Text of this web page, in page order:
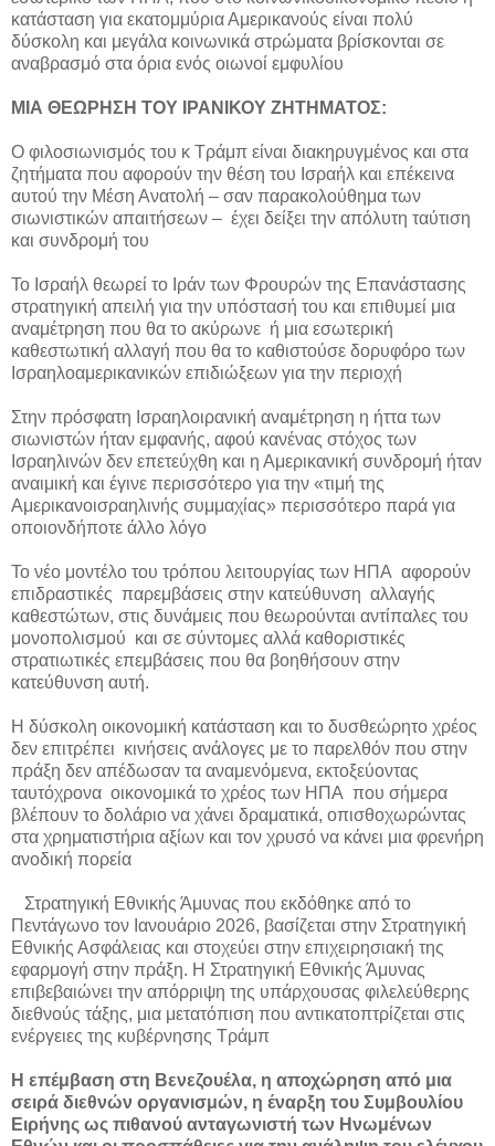
κατάσταση για εκατομμύρια Αμερικανούς είναι πολύ
δύσκολη και μεγάλα κοινωνικά στρώματα βρίσκονται σε
αναβρασμό στα όρια ενός οιωνοί εμφυλίου
ΜΙΑ ΘΕΩΡΗΣΗ ΤΟΥ ΙΡΑΝΙΚΟΥ ΖΗΤΗΜΑΤΟΣ:
Ο φιλοσιωνισμός του κ Τράμπ είναι διακηρυγμένος και στα
ζητήματα που αφορούν την θέση του Ισραήλ και επέκεινα
αυτού την Μέση Ανατολή – σαν παρακολούθημα των
σιωνιστικών απαιτήσεων – έχει δείξει την απόλυτη ταύτιση
και συνδρομή του
Το Ισραήλ θεωρεί το Ιράν των Φρουρών της Επανάστασης
στρατηγική απειλή για την υπόστασή του και επιθυμεί μια
αναμέτρηση που θα το ακύρωνε ή μια εσωτερική
καθεστωτική αλλαγή που θα το καθιστούσε δορυφόρο των
Ισραηλοαμερικανικών επιδιώξεων για την περιοχή
Στην πρόσφατη Ισραηλοιρανική αναμέτρηση η ήττα των
σιωνιστών ήταν εμφανής, αφού κανένας στόχος των
Ισραηλινών δεν επετεύχθη και η Αμερικανική συνδρομή ήταν
αναιμική και έγινε περισσότερο για την «τιμή της
Αμερικανοισραηλινής συμμαχίας» περισσότερο παρά για
οποιονδήποτε άλλο λόγο
Το νέο μοντέλο του τρόπου λειτουργίας των ΗΠΑ αφορούν
επιδραστικές παρεμβάσεις στην κατεύθυνση αλλαγής
καθεστώτων, στις δυνάμεις που θεωρούνται αντίπαλες του
μονοπολισμού και σε σύντομες αλλά καθοριστικές
στρατιωτικές επεμβάσεις που θα βοηθήσουν στην
κατεύθυνση αυτή.
Η δύσκολη οικονομική κατάσταση και το δυσθεώρητο χρέος
δεν επιτρέπει κινήσεις ανάλογες με το παρελθόν που στην
πράξη δεν απέδωσαν τα αναμενόμενα, εκτοξεύοντας
ταυτόχρονα οικονομικά το χρέος των ΗΠΑ που σήμερα
βλέπουν το δολάριο να χάνει δραματικά, οπισθοχωρώντας
στα χρηματιστήρια αξίων και τον χρυσό να κάνει μια φρενήρη
ανοδική πορεία
Στρατηγική Εθνικής Άμυνας που εκδόθηκε από το
Πεντάγωνο τον Ιανουάριο 2026, βασίζεται στην Στρατηγική
Εθνικής Ασφάλειας και στοχεύει στην επιχειρησιακή της
εφαρμογή στην πράξη. Η Στρατηγική Εθνικής Άμυνας
επιβεβαιώνει την απόρριψη της υπάρχουσας φιλελεύθερης
διεθνούς τάξης, μια μετατόπιση που αντικατοπτρίζεται στις
ενέργειες της κυβέρνησης Τράμπ
Η επέμβαση στη Βενεζουέλα, η αποχώρηση από μια
σειρά διεθνών οργανισμών, η έναρξη του Συμβουλίου
Ειρήνης ως πιθανού ανταγωνιστή των Ηνωμένων